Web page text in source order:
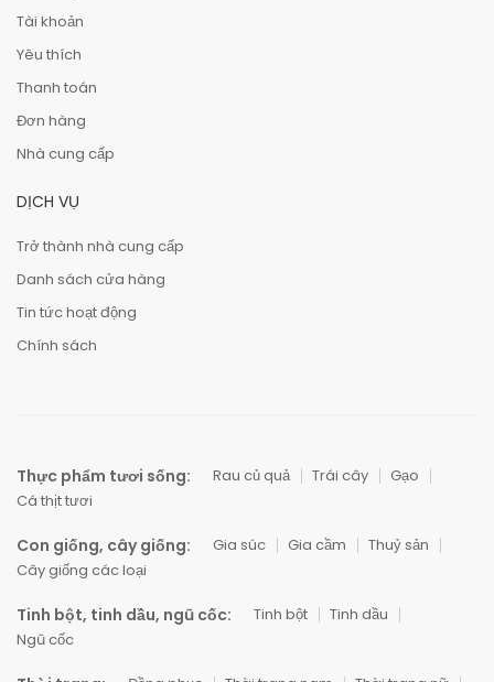
Tài khoản
Yêu thích
Thanh toán
Đơn hàng
Nhà cung cấp
DỊCH VỤ
Trở thành nhà cung cấp
Danh sách cửa hàng
Tin tức hoạt động
Chính sách
Thực phẩm tươi sống: Rau củ quả Trái cây
Gạo
Cá thịt tươi
Con giống, cây giống: Gia súc Gia cầm
Thuỷ sản
Cây giống các loại
Tinh bột, tinh dầu, ngũ cốc: Tinh bột
Tinh dầu
Ngũ cốc